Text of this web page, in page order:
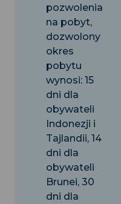
pozwolenia
na pobyt,
dozwolony
okres
pobytu
wynosi: 15
dni dla
obywateli
Indonezji i
Tajlandii, 14
dni dla
obywateli
Brunei, 30
dni dla